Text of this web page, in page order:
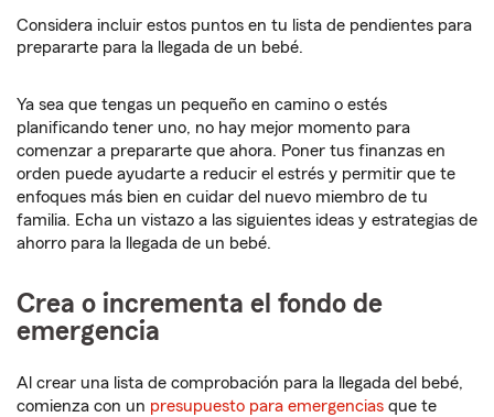
Considera incluir estos puntos en tu lista de pendientes para
prepararte para la llegada de un bebé.
Ya sea que tengas un pequeño en camino o estés
planificando tener uno, no hay mejor momento para
comenzar a prepararte que ahora. Poner tus finanzas en
orden puede ayudarte a reducir el estrés y permitir que te
enfoques más bien en cuidar del nuevo miembro de tu
familia. Echa un vistazo a las siguientes ideas y estrategias de
ahorro para la llegada de un bebé.
Crea o incrementa el fondo de
emergencia
Al crear una lista de comprobación para la llegada del bebé,
comienza con un presupuesto para emergencias que te